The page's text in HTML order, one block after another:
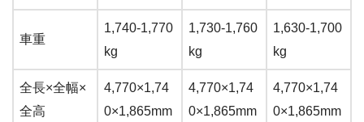
車重
1,740-1,770
kg
1,730-1,760
kg
1,630-1,700
kg
全長×全幅×
全高
4,770×1,74
0×1,865mm
4,770×1,74
0×1,865mm
4,770×1,74
0×1,865mm